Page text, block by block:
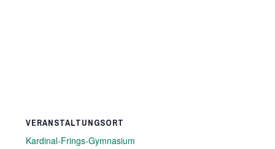
VERANSTALTUNGSORT
Kardinal-Frings-Gymnasium